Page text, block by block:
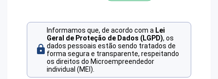
Informamos que, de acordo com a Lei
Geral de Proteção de Dados (LGPD), os
dados pessoais estão sendo tratados de
forma segura e transparente, respeitando
os direitos do Microempreendedor
individual (MEI).